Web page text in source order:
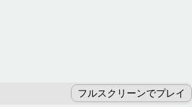
フルスクリーンでプレイ